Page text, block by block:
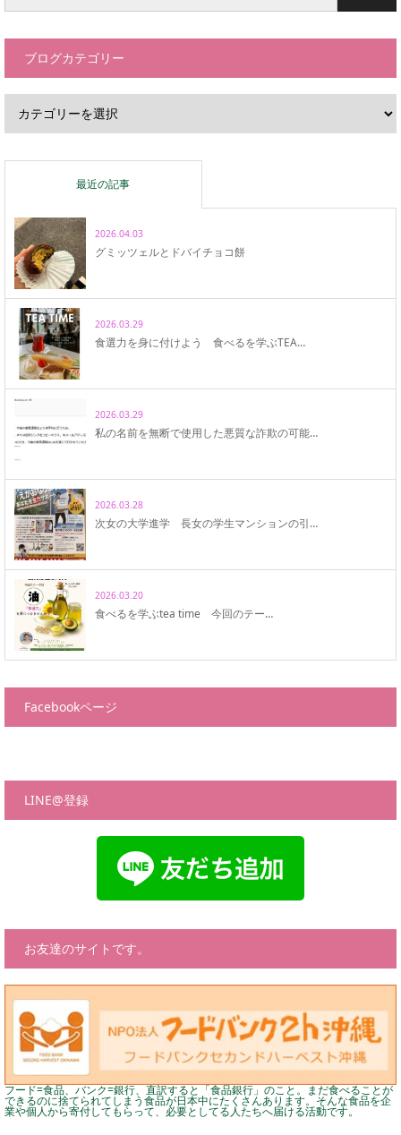
ブログカテゴリー
最近の記事
2026.04.03
グミッツェルとドバイチョコ餅
2026.03.29
食選力を身に付けよう 食べるを学ぶTEA…
2026.03.29
私の名前を無断で使用した悪質な詐欺の可能…
2026.03.28
次女の大学進学 長女の学生マンションの引…
2026.03.20
食べるを学ぶtea time 今回のテー…
Facebookページ
LINE@登録
お友達のサイトです。
フード=食品、バンク=銀行、直訳すると「食品銀行」のこと。まだ食べることが
できるのに捨てられてしまう食品が日本中にたくさんあります。そんな食品を企
業や個人から寄付してもらって、必要としてる人たちへ届ける活動です。